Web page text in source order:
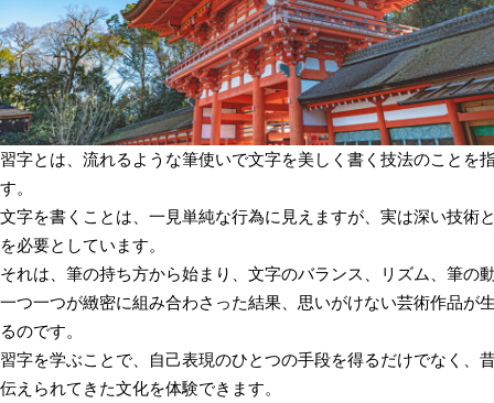
習字とは、流れるような筆使いで文字を美しく書く技法のことを
す。
文字を書くことは、一見単純な行為に見えますが、実は深い技術
を必要としています。
それは、筆の持ち方から始まり、文字のバランス、リズム、筆の
一つ一つが緻密に組み合わさった結果、思いがけない芸術作品が
るのです。
習字を学ぶことで、自己表現のひとつの手段を得るだけでなく、
伝えられてきた文化を体験できます。